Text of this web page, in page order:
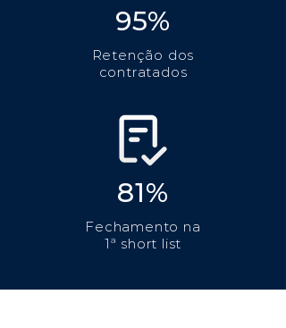
95%
Retenção dos
contratados
81%
Fechamento na
1ª short list